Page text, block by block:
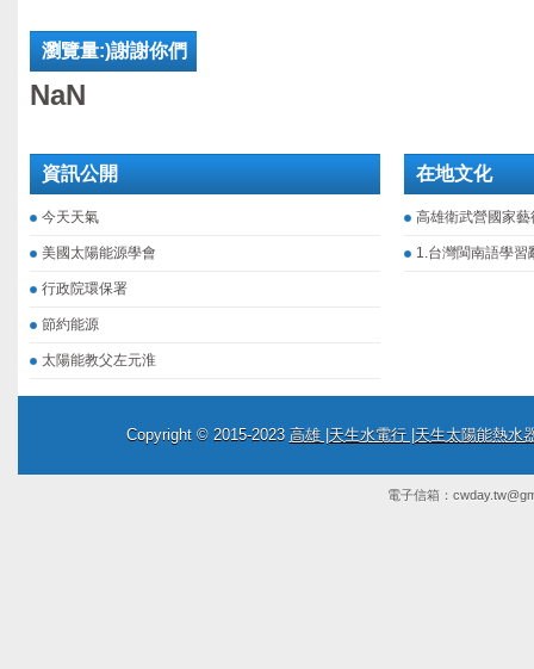
瀏覽量:)謝謝你們
NaN
資訊公開
今天天氣
美國太陽能源學會
行政院環保署
節約能源
太陽能教父左元淮
在地文化
高雄衛武營國家藝
1.台灣閩南語學習
Copyright © 2015-2023 高雄 |天生水電行 |天生太陽能熱水
電子信箱：